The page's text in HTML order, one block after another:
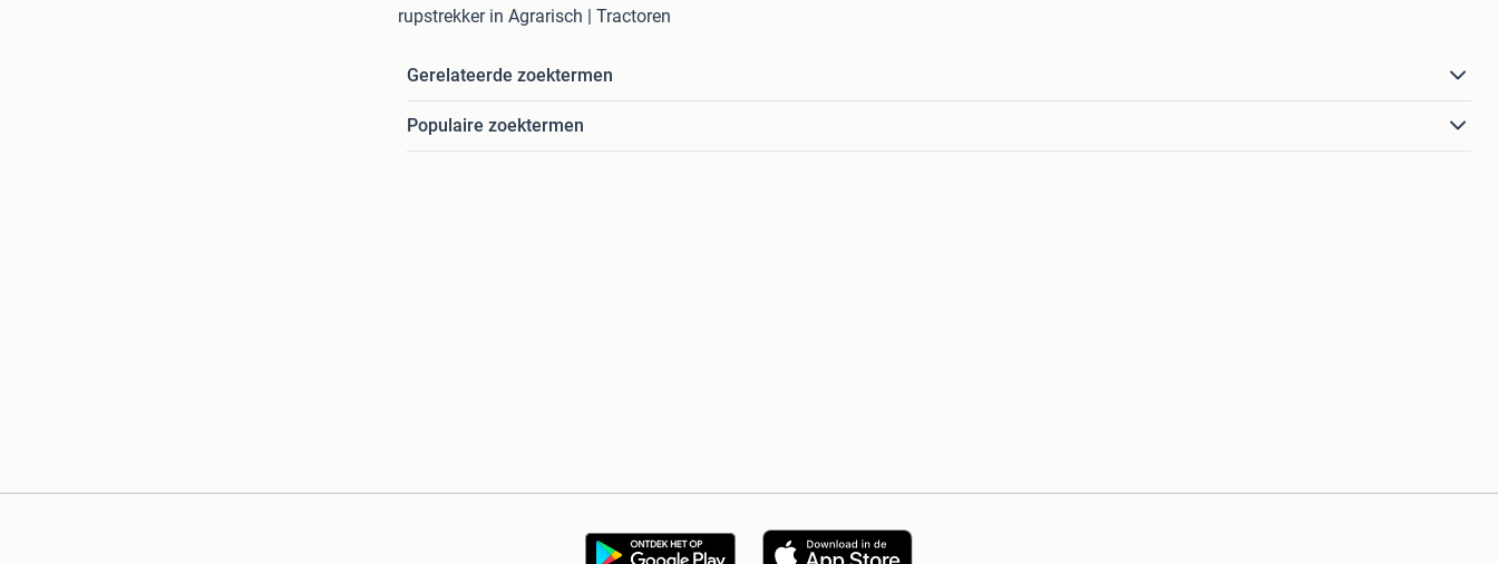
rupstrekker in Agrarisch | Tractoren
Gerelateerde zoektermen
Populaire zoektermen